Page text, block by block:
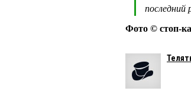
последний
Фото © стоп-